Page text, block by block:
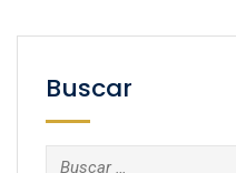
Buscar
Buscar: